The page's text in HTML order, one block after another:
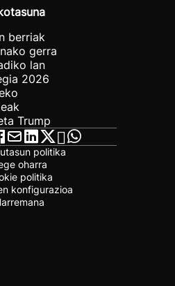
berriak
gerra
lan
2026
Trump
politika
oharra
politika
konfigurazioa